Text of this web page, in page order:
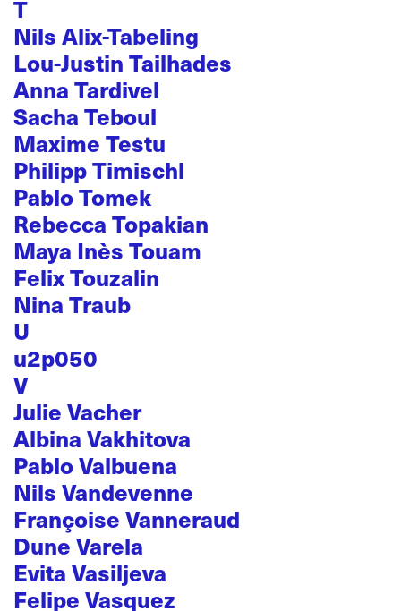
T
Nils Alix-Tabeling
Lou-Justin Tailhades
Anna Tardivel
Sacha Teboul
Maxime Testu
Philipp Timischl
Pablo Tomek
Rebecca Topakian
Maya Inès Touam
Felix Touzalin
Nina Traub
U
u2p050
V
Julie Vacher
Albina Vakhitova
Pablo Valbuena
Nils Vandevenne
Françoise Vanneraud
Dune Varela
Evita Vasiljeva
Felipe Vasquez